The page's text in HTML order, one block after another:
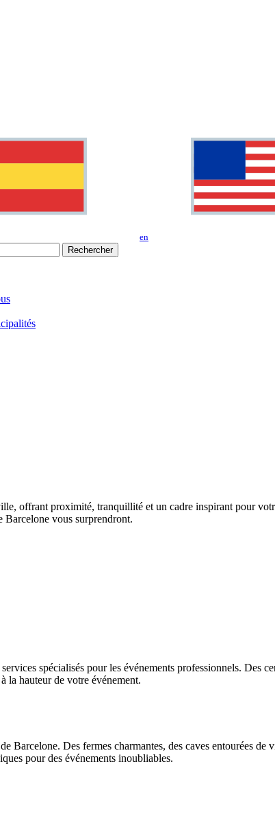
en
Rechercher
offrant proximité, tranquillité et un cadre inspirant pour
Barcelone vous surprendront.
spécialisés pour les événements professionnels. Des
la hauteur de votre événement.
Barcelone. Des fermes charmantes, des caves entourées
pour des événements inoubliables.